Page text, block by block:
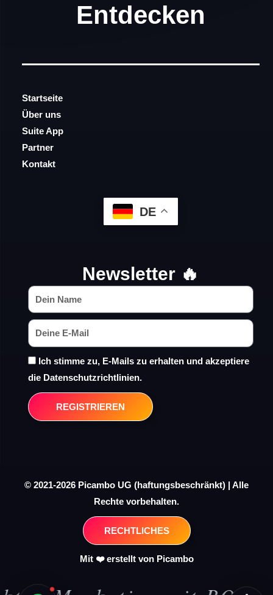
Entdecken
Startseite
Über uns
Suite App
Partner
Kontakt
DE
Newsletter 🔥
Ich stimme zu, E-Mails zu erhalten und akzeptiere
die Datenschutzrichtlinien.
REGISTRIEREN
© 2021-2026 Picambo UG (haftungsbeschränkt) | Alle
Rechte vorbehalten.
RECHTLICHES
Mit ❤️ erstellt von Picambo